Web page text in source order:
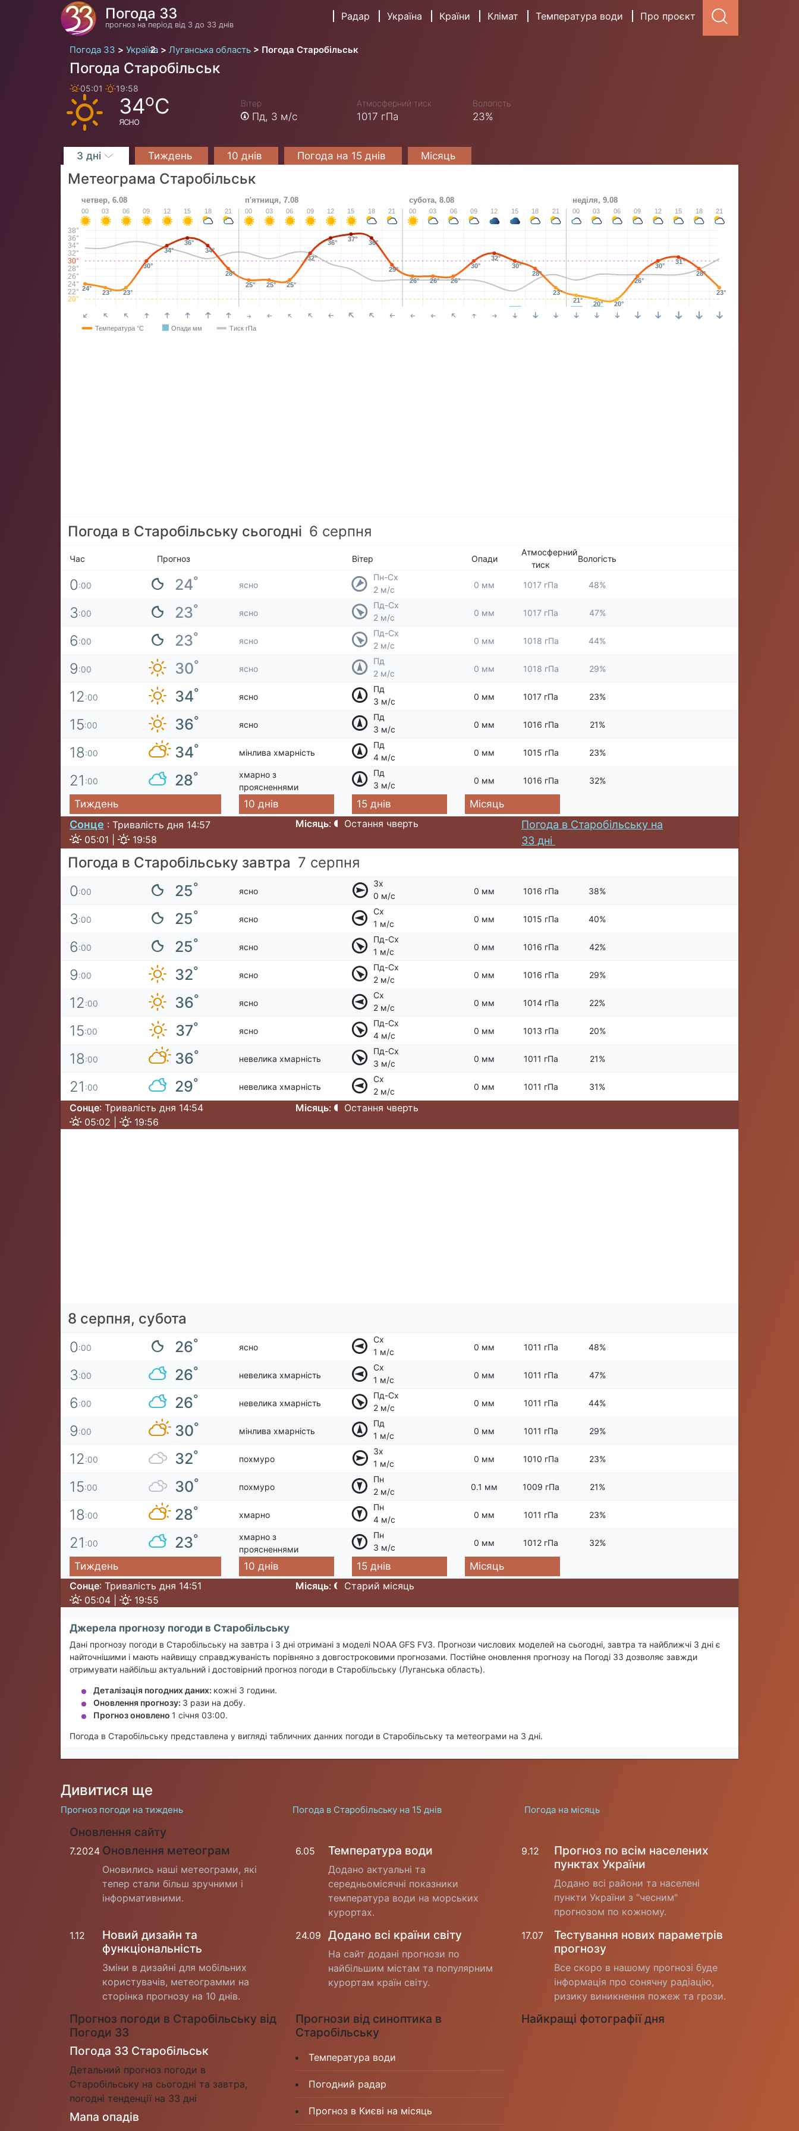
Погода 33
прогноз на період від 3 до 33 днів
Радар Україна Країни Клімат Температура води Про проєкт
Погода 33 Україна Луганська область Погода Старобільськ
Погода Старобільськ
05:01 19:58
34oC
ясно
Вітер
Пд, 3 м/с
Атмосферний тиск
1017 гПа
Вологість
23%
3 дні Тиждень 10 днів Погода на 15 днів Місяць
Метеограма Старобільськ
20°
22°
24°
26°
28°
30°
32°
34°
36°
38°
24°
23° 23°
30°
34°
36°
34°
28°
25°
25° 25°
32°
36°
37°
36°
29°
26°
26° 26°
30°
32°
30°
28°
23°
21°
20° 20°
26°
30°
31°
28°
23°
00
четвер, 6.08
03 06 09 12 15 18 21 00
п'ятниця, 7.08
03 06 09 12 15 18 21 00
субота, 8.08
03 06 09 12 15 18 21 00
неділя, 9.08
03 06 09 12 15 18 21
Температура °C Опади мм Тиск гПа
Погода в Старобільську сьогодні 6 серпня
Час Прогноз Вітер Опади
Атмосферний
тиск
Вологість
0:00 24° ясно
Пн-Сх
2 м/с
0 мм 1017 гПа 48%
3:00 23° ясно
Пд-Сх
2 м/с
0 мм 1017 гПа 47%
6:00 23° ясно
Пд-Сх
2 м/с
0 мм 1018 гПа 44%
9:00 30° ясно
Пд
2 м/с
0 мм 1018 гПа 29%
12:00 34° ясно
Пд
3 м/с
0 мм 1017 гПа 23%
15:00 36° ясно
Пд
3 м/с
0 мм 1016 гПа 21%
18:00 34° мінлива хмарність
Пд
4 м/с
0 мм 1015 гПа 23%
21 :00 28°
хмарно з
проясненнями
Пд
3 м/с
0 мм 1016 гПа 32%
Тиждень 10 днів 15 днів Місяць
Сонце : Тривалість дня 14:57
05:01 |
19:58
Місяць: Остання чверть
Погода в Старобільську на
33 дні
Погода в Старобільську завтра 7 серпня
0:00 25° ясно
Зх
0 м/с
0 мм 1016 гПа 38%
3:00 25° ясно
Сх
1 м/с
0 мм 1015 гПа 40%
6:00 25° ясно
Пд-Сх
1 м/с
0 мм 1016 гПа 42%
9:00 32° ясно
Пд-Сх
2 м/с
0 мм 1016 гПа 29%
12:00 36° ясно
Сх
2 м/с
0 мм 1014 гПа 22%
15:00 37° ясно
Пд-Сх
4 м/с
0 мм 1013 гПа 20%
18:00 36° невелика хмарність
Пд-Сх
3 м/с
0 мм 1011 гПа 21%
21 :00 29° невелика хмарність
Сх
2 м/с
0 мм 1011 гПа 31%
Сонце: Тривалість дня 14:54
05:02 |
19:56
Місяць: Остання чверть
8 серпня, субота
0:00 26° ясно
Сх
1 м/с
0 мм 1011 гПа 48%
3:00 26° невелика хмарність
Сх
1 м/с
0 мм 1011 гПа 47%
6:00 26° невелика хмарність
Пд-Сх
2 м/с
0 мм 1011 гПа 44%
9:00 30° мінлива хмарність
Пд
1 м/с
0 мм 1011 гПа 29%
12:00 32° похмуро
Зх
1 м/с
0 мм 1010 гПа 23%
15:00 30° похмуро
Пн
2 м/с
0.1 мм 1009 гПа 21%
18:00 28° хмарно
Пн
4 м/с
0 мм 1011 гПа 23%
21 :00 23°
хмарно з
проясненнями
Пн
3 м/с
0 мм 1012 гПа 32%
Тиждень 10 днів 15 днів
Місяць
Сонце: Тривалість дня 14:51
05:04 |
19:55
Місяць: Старий місяць
Джерела прогнозу погоди в Старобільську
Дані прогнозу погоди в Старобільську на завтра і 3 дні отримані з моделі NOAA GFS FV3. Прогнози числових моделей на сьогодні, завтра та найближчі 3 дні є
найточнішими і мають найвищу справджуваність порівняно з довгостроковими прогнозами. Постійне оновлення прогнозу на Погоді 33 дозволяє завжди
отримувати найбільш актуальний і достовірний прогноз погоди в Старобільську (Луганська область).
Деталізація погодних даних: кожні 3 години.
Оновлення прогнозу: 3 рази на добу.
Прогноз оновлено 1 січня 03:00.
Погода в Старобільську представлена у вигляді табличних данних погоди в Старобільську та метеограми на 3 дні.
Дивитися ще
Прогноз погоди на тиждень Погода в Старобільську на 15 днів Погода на місяць
Оновлення сайту
7.2024 Оновлення метеограм
Оновились наші метеограми, які
тепер стали більш зручними і
інформативними.
6.05 Температура води
Додано актуальні та
середньомісячні показники
температура води на морських
курортах.
9.12
Прогноз по всім населених
пунктах України
Додано всі райони та населені
пункти України з "чесним"
прогнозом по кожному.
1.12
Новий дизайн та
функціональність
Зміни в дизайні для мобільних
користувачів, метеограмми на
сторінка прогнозу на 10 днів.
24.09 Додано всі країни світу
На сайт додані прогнози по
найбільшим містам та популярним
курортам країн світу.
17.07
Тестування нових параметрів
прогнозу
Все скоро в нашому прогнозі буде
інформація про сонячну радіацію,
ризику виникнення пожеж та грози.
Прогноз погоди в Старобільську від
Погоди 33
Погода 33 Старобільськ
Детальний прогноз погоди в
Старобільську на сьогодні та завтра,
погодні тенденції на 33 дні
Мапа опадів
Прогнози від синоптика в
Старобільську
Температура води
Погодний радар
Прогноз в Києві на місяць
Найкращі фотографії дня